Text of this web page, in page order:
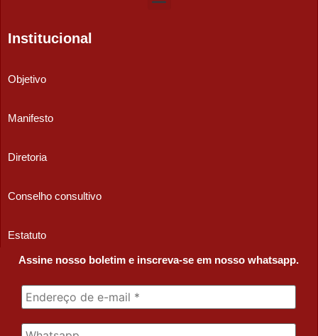
Institucional
Objetivo
Manifesto
Diretoria
Conselho consultivo
Estatuto
Assine nosso boletim e inscreva-se em nosso whatsapp.